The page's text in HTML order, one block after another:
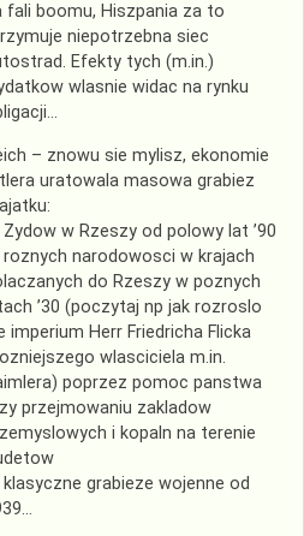
fali boomu, Hiszpania za to
niepotrzebna siec
Efekty tych (m.in.)
wlasnie widac na rynku
– znowu sie mylisz, ekonomie
uratowala masowa grabiez
Zydow w Rzeszy od polowy lat ’90
roznych narodowosci w krajach
do Rzeszy w poznych
’30 (poczytaj np jak rozroslo
imperium Herr Friedricha Flicka
wlasciciela m.in.
poprzez pomoc panstwa
przejmowaniu zakladow
i kopaln na terenie
grabieze wojenne od